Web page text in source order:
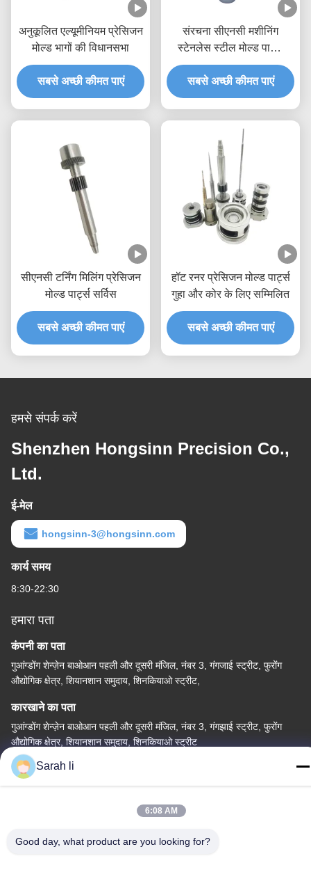
अनुकूलित एल्यूमीनियम प्रेसिजन
मोल्ड भागों की विधानसभा
सबसे अच्छी कीमत पाएं
संरचना सीएनसी मशीनिंग
स्टेनलेस स्टील मोल्ड पार्ट्स
मोल्डिंग
सबसे अच्छी कीमत पाएं
सीएनसी टर्निंग मिलिंग प्रेसिजन
मोल्ड पार्ट्स सर्विस
सबसे अच्छी कीमत पाएं
हॉट रनर प्रेसिजन मोल्ड पार्ट्स
गुहा और कोर के लिए सम्मिलित
सबसे अच्छी कीमत पाएं
हमसे संपर्क करें
Shenzhen Hongsinn Precision Co.,
Ltd.
ई-मेल
hongsinn-3@hongsinn.com
कार्य समय
8:30-22:30
हमारा पता
कंपनी का पता
गुआंग्डोंग शेन्ज़ेन बाओआन पहली और दूसरी मंजिल, नंबर 3, गंगजाई स्ट्रीट, फुरोंग
औद्योगिक क्षेत्र, शियानशान समुदाय, शिनकियाओ स्ट्रीट,
कारखाने का पता
गुआंग्डोंग शेन्ज़ेन बाओआन पहली और दूसरी मंजिल, नंबर 3, गंगझाई स्ट्रीट, फुरोंग
औद्योगिक क्षेत्र, शियानशान समुदाय, शिनकियाओ स्ट्रीट
टेलीफोन
86-0755-27097532-8:30
Sarah li
6:08 AM
Good day, what product are you looking for?